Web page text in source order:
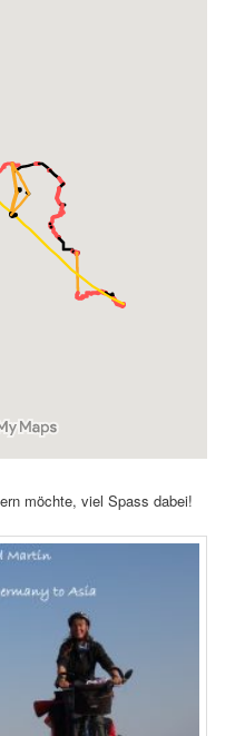
möchte, viel Spass dabei!